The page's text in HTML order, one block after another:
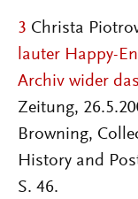
3 Christa
lauter Happy-
Archiv wider
Zeitung,
Browning,
History and
S. 46.